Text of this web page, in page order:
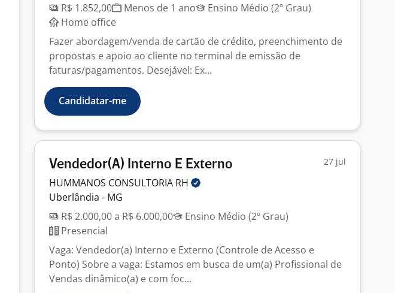
R$ 1.852,00
Menos de 1 ano
Ensino Médio (2º Grau)
Home office
Fazer abordagem/venda de cartão de crédito, preenchimento de
propostas e apoio ao cliente no terminal de emissão de
faturas/pagamentos. Desejável: Ex...
Candidatar-me
Vendedor(A) Interno E Externo 27 jul
HUMMANOS CONSULTORIA RH
Uberlândia - MG
R$ 2.000,00 a R$ 6.000,00
Ensino Médio (2º Grau)
Presencial
Vaga: Vendedor(a) Interno e Externo (Controle de Acesso e
Ponto) Sobre a vaga: Estamos em busca de um(a) Profissional de
Vendas dinâmico(a) e com foc...